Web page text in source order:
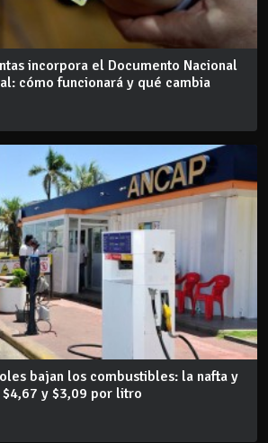
incorpora el Documento Nacional
cómo funcionará y qué cambia
bajan los combustibles: la nafta y
y $3,09 por litro